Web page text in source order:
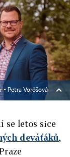
▪ Petra Vöröšová
se letos sice
deváťáků,